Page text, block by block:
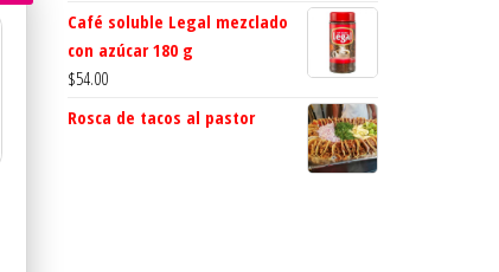
Café soluble Legal mezclado
con azúcar 180 g
$54.00
Rosca de tacos al pastor